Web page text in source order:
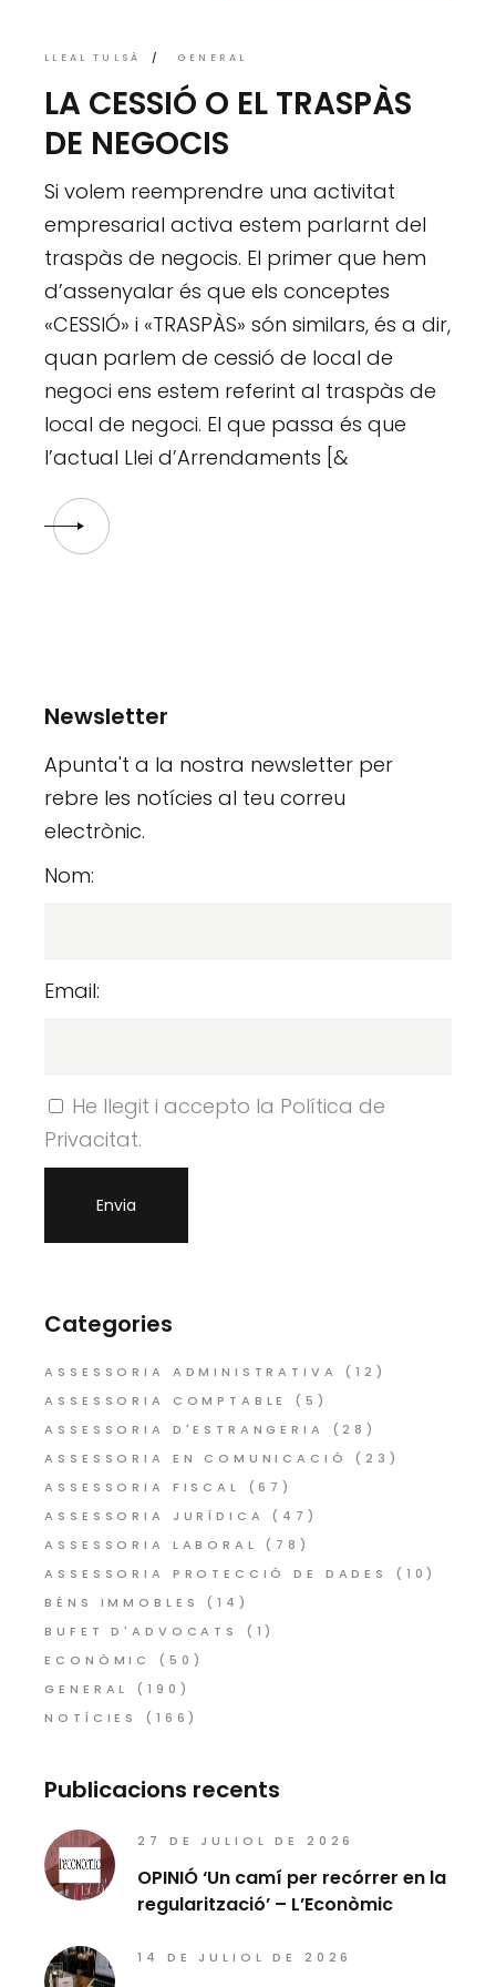
LLEAL TULSÀ GENERAL
LA CESSIÓ O EL TRASPÀS
DE NEGOCIS
Si volem reemprendre una activitat
empresarial activa estem parlarnt del
traspàs de negocis. El primer que hem
d’assenyalar és que els conceptes
«CESSIÓ» i «TRASPÀS» són similars, és a dir,
quan parlem de cessió de local de
negoci ens estem referint al traspàs de
local de negoci. El que passa és que
l’actual Llei d’Arrendaments [&
Newsletter
Apunta't a la nostra newsletter per
rebre les notícies al teu correu
electrònic.
Nom:
Email:
He llegit i accepto la Política de
Privacitat.
Categories
ASSESSORIA ADMINISTRATIVA
(12)
ASSESSORIA COMPTABLE
(5)
ASSESSORIA D'ESTRANGERIA
(28)
ASSESSORIA EN COMUNICACIÓ
(23)
ASSESSORIA FISCAL
(67)
ASSESSORIA JURÍDICA
(47)
ASSESSORIA LABORAL
(78)
ASSESSORIA PROTECCIÓ DE DADES
(10)
BÉNS IMMOBLES
(14)
BUFET D'ADVOCATS
(1)
ECONÒMIC
(50)
GENERAL
(190)
NOTÍCIES
(166)
Publicacions recents
27 DE JULIOL DE 2026
OPINIÓ ‘Un camí per recórrer en la
regularització’ – L’Econòmic
14 DE JULIOL DE 2026